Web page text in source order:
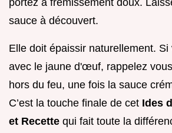
portez à frémissement doux.
sauce à découvert.
Elle doit épaissir naturellement.
avec le jaune d'œuf, rappelez
hors du feu, une fois la sauce
C’est la touche finale de cet Ides
et Recette qui fait toute la